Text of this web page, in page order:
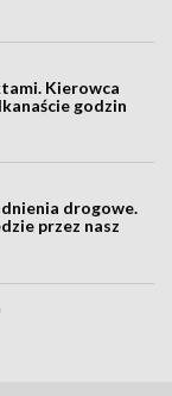
Kierowca
godzin
drogowe.
przez nasz